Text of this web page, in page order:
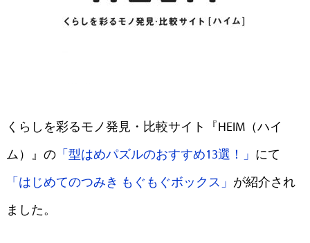
くらしを彩るモノ発見・比較サイト『HEIM（ハイ
ム）』の「型はめパズルのおすすめ13選！」 にて
「はじめてのつみき もぐもぐボックス」 が紹介され
ました。